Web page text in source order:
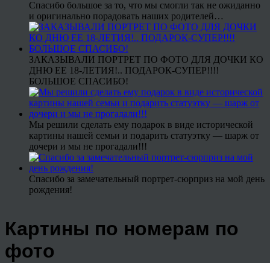
Спасибо большое за то, что мы смогли так не ожиданно
и оригинально порадовать наших родителей…
ЗАКАЗЫВАЛИ ПОРТРЕТ ПО ФОТО ДЛЯ ДОЧКИ КО
ДНЮ ЕЕ 18-ЛЕТИЯ!.. ПОДАРОК-СУПЕР!!!!
БОЛЬШОЕ СПАСИБО!
Мы решили сделать ему подарок в виде исторической
картины нашей семьи и подарить статуэтку — шарж от
дочери и мы не прогадали!!!
Спасибо за замечательный портрет-сюрприз на мой день
рождения!
Картины по номерам по
фото